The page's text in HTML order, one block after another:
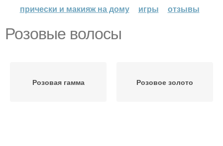
прически и макияж на дому
игры отзывы
Розовые волосы
Розовая гамма Розовое золото